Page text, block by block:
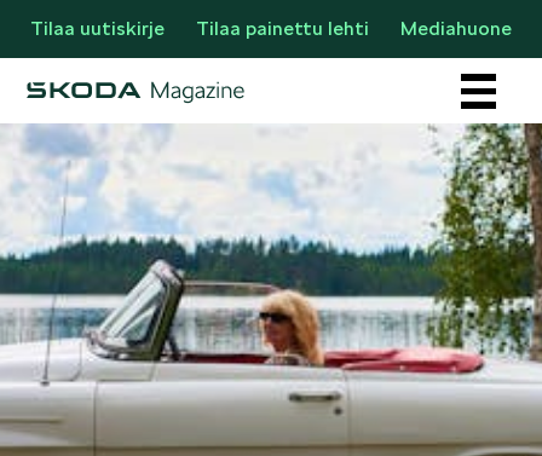
Tilaa uutiskirje Tilaa painettu lehti Mediahuone
Osastot
AJANKOHTAISTA & UUTTA